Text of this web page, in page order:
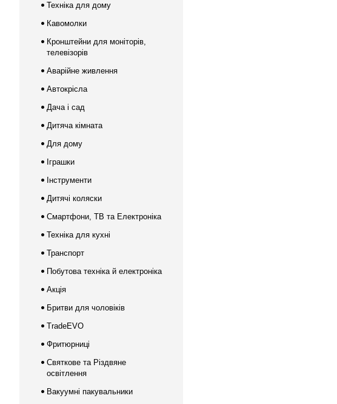
Техніка для дому
Кавомолки
Кронштейни для моніторів,
телевізорів
Аварійне живлення
Автокрісла
Дача і сад
Дитяча кімната
Для дому
Іграшки
Інструменти
Дитячі коляски
Смартфони, ТВ та Електроніка
Техніка для кухні
Транспорт
Побутова техніка й електроніка
Акція
Бритви для чоловіків
TradeEVO
Фритюрниці
Святкове та Різдвяне
освітлення
Вакуумні пакувальники